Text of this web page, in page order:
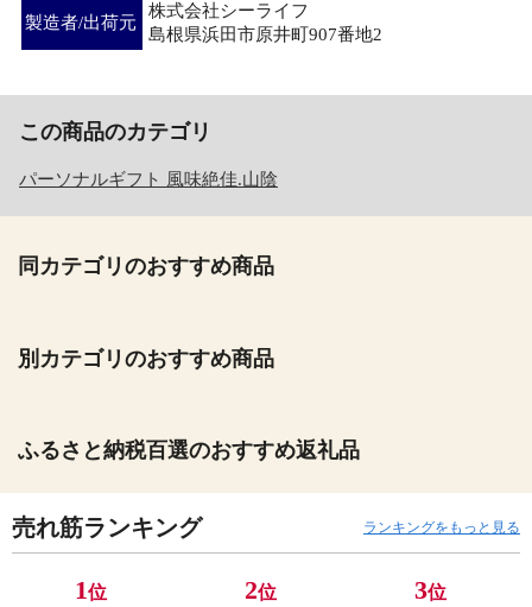
製造者/出荷元
株式会社シーライフ
島根県浜田市原井町907番地2
この商品のカテゴリ
パーソナルギフト 風味絶佳.山陰
同カテゴリのおすすめ商品
別カテゴリのおすすめ商品
ふるさと納税百選のおすすめ返礼品
売れ筋ランキング ランキングをもっと見る
1位 2位 3位